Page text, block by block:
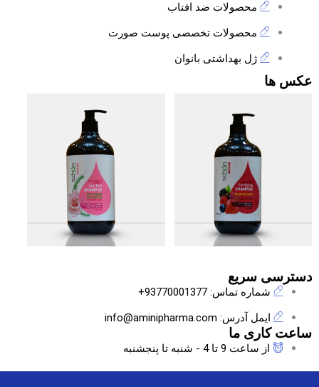
محصولات ضد افتاب
محصولات تخصصی پوست صورت
ژل بهداشتی بانوان
عکس ها
دسترسی سریع
شماره تماس: 93770001377+
ایمل آدرس: info@aminipharma.com
ساعت کاری ما
از ساعت 9 تا 4 - شنبه تا پنجشنبه